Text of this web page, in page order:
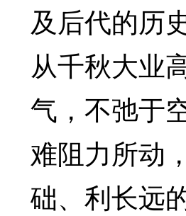
及后代的历
从千秋大业
气，不弛于
难阻力所动
础、利长远